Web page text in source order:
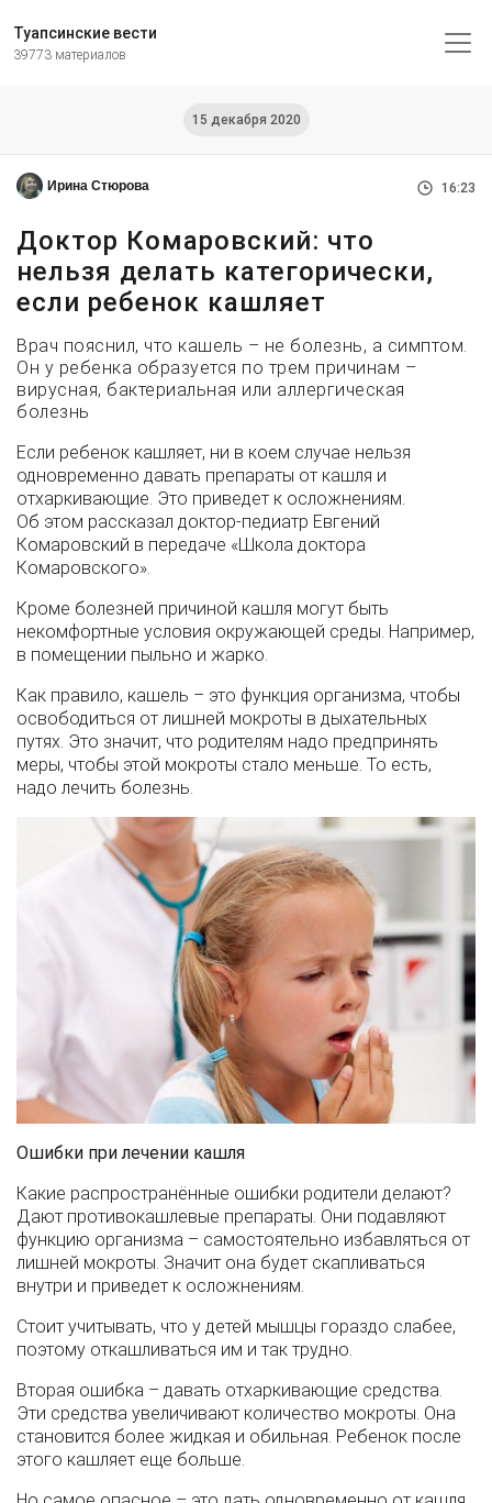
Туапсинские вести
39773 материалов
15 декабря 2020
Ирина Стюрова 16:23
Доктор Комаровский: что
нельзя делать категорически,
если ребенок кашляет
Врач пояснил, что кашель – не болезнь, а симптом.
Он у ребенка образуется по трем причинам –
вирусная, бактериальная или аллергическая
болезнь
Если ребенок кашляет, ни в коем случае нельзя
одновременно давать препараты от кашля и
отхаркивающие. Это приведет к осложнениям.
Об этом рассказал доктор-педиатр Евгений
Комаровский в передаче «Школа доктора
Комаровского».
Кроме болезней причиной кашля могут быть
некомфортные условия окружающей среды. Например,
в помещении пыльно и жарко.
Как правило, кашель – это функция организма, чтобы
освободиться от лишней мокроты в дыхательных
путях. Это значит, что родителям надо предпринять
меры, чтобы этой мокроты стало меньше. То есть,
надо лечить болезнь.
Ошибки при лечении кашля
Какие распространённые ошибки родители делают?
Дают противокашлевые препараты. Они подавляют
функцию организма – самостоятельно избавляться от
лишней мокроты. Значит она будет скапливаться
внутри и приведет к осложнениям.
Стоит учитывать, что у детей мышцы гораздо слабее,
поэтому откашливаться им и так трудно.
Вторая ошибка – давать отхаркивающие средства.
Эти средства увеличивают количество мокроты. Она
становится более жидкая и обильная. Ребенок после
этого кашляет еще больше.